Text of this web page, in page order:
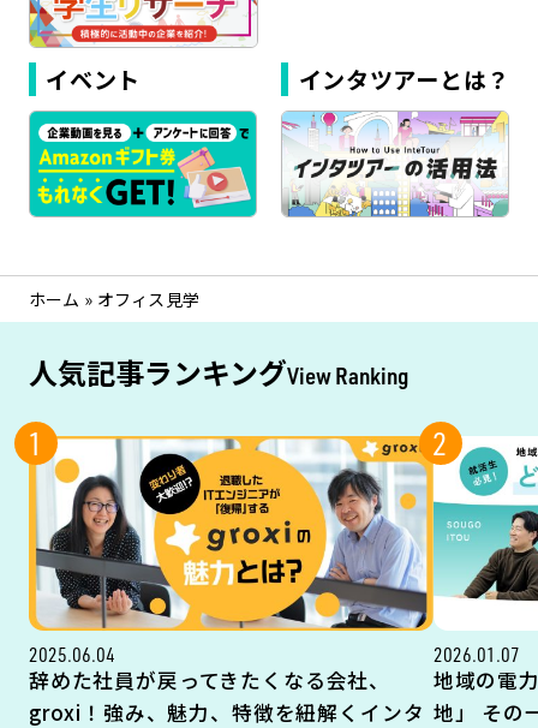
イベント インタツアーとは？
ホーム » オフィス見学
人気記事ランキングView Ranking
1
2025.06.04
辞めた社員が戻ってきたくなる会社、
groxi！強み、魅力、特徴を紐解くインタ
2
2026.01.07
地域の電
地」 その